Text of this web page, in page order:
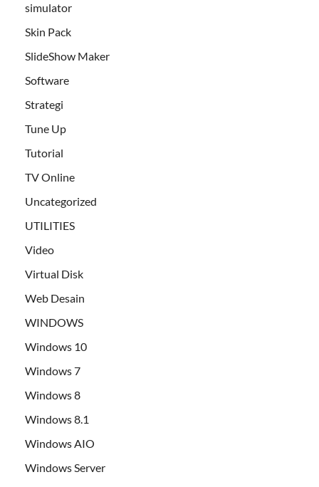
simulator
Skin Pack
SlideShow Maker
Software
Strategi
Tune Up
Tutorial
TV Online
Uncategorized
UTILITIES
Video
Virtual Disk
Web Desain
WINDOWS
Windows 10
Windows 7
Windows 8
Windows 8.1
Windows AIO
Windows Server